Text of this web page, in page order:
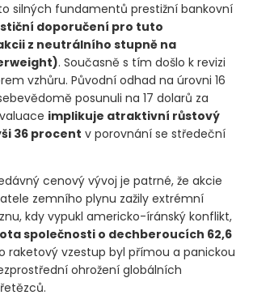
silných fundamentů prestižní bankovní
doporučení pro tuto
z neutrálního stupně na
. Současně s tím došlo k revizi
vzhůru. Původní odhad na úrovni 16
posunuli na 17 dolarů za
implikuje atraktivní růstový
36 procent v porovnání se středeční
cenový vývoj je patrné, že akcie
zemního plynu zažily extrémní
kdy vypukl americko-íránský konflikt,
společnosti o dechberoucích 62,6
raketový vzestup byl přímou a panickou
ohrožení globálních